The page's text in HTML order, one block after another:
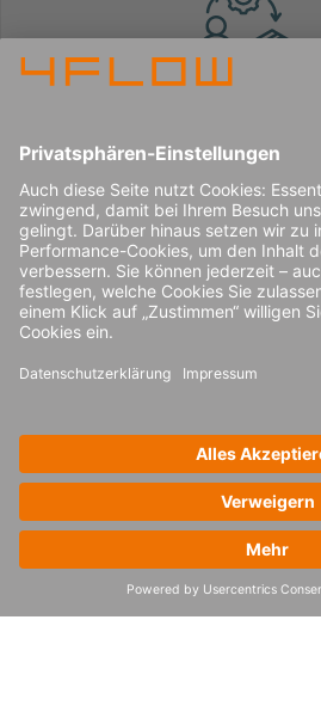
Eine synchronisierte
werden eng aufeinander
Timing und Kapazität
Echtzeit-Monitoring und
Monitoring-Systeme erkennen
Dokumentationsprobleme frühzeitig.
vordefinierte Recovery-Strategien